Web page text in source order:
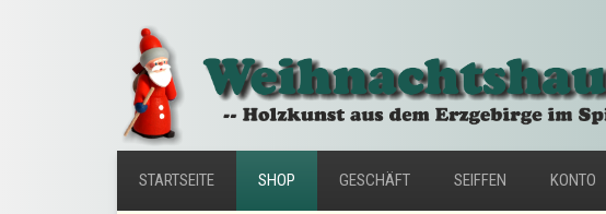
STARTSEITE SHOP GESCHÄFT SEIFFEN KONTO